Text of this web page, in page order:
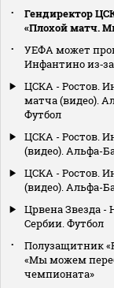
Гендиректор
«Плохой матч.
УЕФА может
Инфантино
ЦСКА - Ростов.
матча (видео).
Футбол
ЦСКА - Ростов.
(видео). Альфа-
ЦСКА - Ростов.
(видео). Альфа-
Црвена Звезда -
Сербии. Футбол
Полузащитник
«Мы можем
чемпионата»